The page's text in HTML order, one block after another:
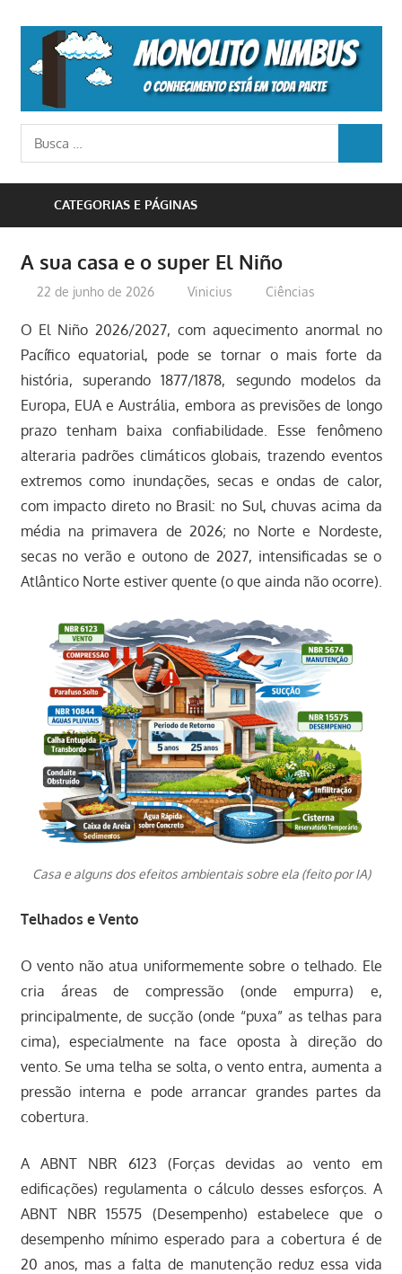
content
o
conhecimento
Busca
para:
CATEGORIAS E PÁGINAS
A sua casa e o super El Niño
22 de junho de 2026 Vinicius Ciências
O El Niño 2026/2027, com aquecimento anormal no
Pacífico equatorial, pode se tornar o mais forte da
história, superando 1877/1878, segundo modelos da
Europa, EUA e Austrália, embora as previsões de longo
prazo tenham baixa confiabilidade. Esse fenômeno
alteraria padrões climáticos globais, trazendo eventos
extremos como inundações, secas e ondas de calor,
com impacto direto no Brasil: no Sul, chuvas acima da
média na primavera de 2026; no Norte e Nordeste,
secas no verão e outono de 2027, intensificadas se o
Atlântico Norte estiver quente (o que ainda não ocorre).
Casa e alguns dos efeitos ambientais sobre ela (feito por IA)
Telhados e Vento
O vento não atua uniformemente sobre o telhado. Ele
cria áreas de compressão (onde empurra) e,
principalmente, de sucção (onde “puxa” as telhas para
cima), especialmente na face oposta à direção do
vento. Se uma telha se solta, o vento entra, aumenta a
pressão interna e pode arrancar grandes partes da
cobertura.
A ABNT NBR 6123 (Forças devidas ao vento em
edificações) regulamenta o cálculo desses esforços. A
ABNT NBR 15575 (Desempenho) estabelece que o
desempenho mínimo esperado para a cobertura é de
20 anos, mas a falta de manutenção reduz essa vida